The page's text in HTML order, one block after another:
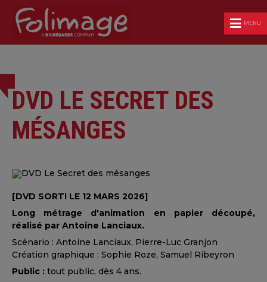
MENU
DVD LE SECRET DES
MÉSANGES
[DVD SORTI LE 12 MARS 2026]
Long métrage d'animation en papier découpé,
réalisé par Antoine Lanciaux.
Scénario : Antoine Lanciaux, Pierre-Luc Granjon
Création graphique : Sophie Roze, Samuel Ribeyron
Public : tout public, dès 4 ans.